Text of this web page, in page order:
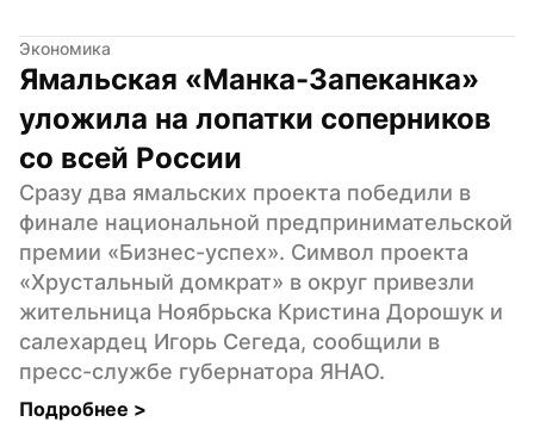
Экономика
Ямальская «Манка-Запеканка»
уложила на лопатки соперников
со всей России
Сразу два ямальских проекта победили в
финале национальной предпринимательской
премии «Бизнес-успех». Символ проекта
«Хрустальный домкрат» в округ привезли
жительница Ноябрьска Кристина Дорошук и
салехардец Игорь Сегеда, сообщили в
пресс-службе губернатора ЯНАО.
Подробнее >